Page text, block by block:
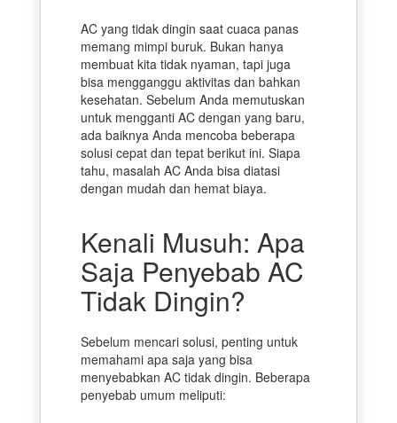
AC yang tidak dingin saat cuaca panas
memang mimpi buruk. Bukan hanya
membuat kita tidak nyaman, tapi juga
bisa mengganggu aktivitas dan bahkan
kesehatan. Sebelum Anda memutuskan
untuk mengganti AC dengan yang baru,
ada baiknya Anda mencoba beberapa
solusi cepat dan tepat berikut ini. Siapa
tahu, masalah AC Anda bisa diatasi
dengan mudah dan hemat biaya.
Kenali Musuh: Apa
Saja Penyebab AC
Tidak Dingin?
Sebelum mencari solusi, penting untuk
memahami apa saja yang bisa
menyebabkan AC tidak dingin. Beberapa
penyebab umum meliputi: